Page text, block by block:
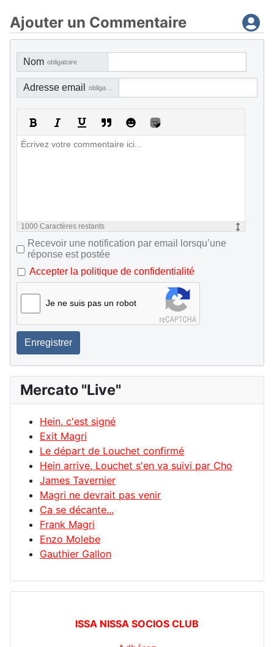
Ajouter un Commentaire
Nom obligatoire
Adresse email
1000 Caractères restants
Recevoir une notification par email lorsqu’une
réponse est postée
Accepter la politique de confidentialité
Je ne suis pas un robot
Enregistrer
Mercato "Live"
Hein, c'est signé
Exit Magri
Le départ de Louchet confirmé
Hein arrive, Louchet s'en va suivi par Cho
James Tavernier
Magri ne devrait pas venir
Ca se décante...
Frank Magri
Enzo Molebe
Gauthier Gallon
ISSA NISSA SOCIOS CLUB